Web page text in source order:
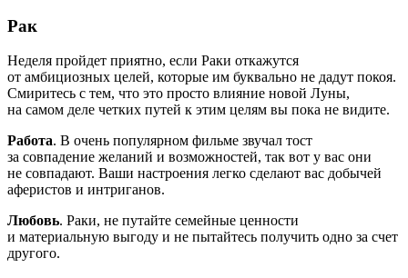
Рак
Неделя пройдет приятно, если Раки откажутся
от амбициозных целей, которые им буквально не дадут покоя.
Смиритесь с тем, что это просто влияние новой Луны,
на самом деле четких путей к этим целям вы пока не видите.
Работа. В очень популярном фильме звучал тост
за совпадение желаний и возможностей, так вот у вас они
не совпадают. Ваши настроения легко сделают вас добычей
аферистов и интриганов.
Любовь. Раки, не путайте семейные ценности
и материальную выгоду и не пытайтесь получить одно за счет
другого.